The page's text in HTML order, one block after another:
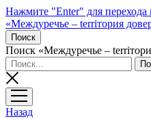
Нажмите "Enter" для
«Междуречье – terriтория
Поиск
Поиск «Междуречье –
открыть
меню
Назад